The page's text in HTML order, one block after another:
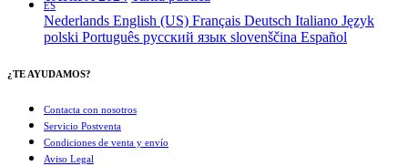
ES
Nederlands English (US) Français Deutsch Italiano Język
polski Português русский язык slovenščina Español
¿TE AYUDAMOS?
Contacta con nosotros
Servicio Postventa
Condiciones de venta y envío
Aviso Legal